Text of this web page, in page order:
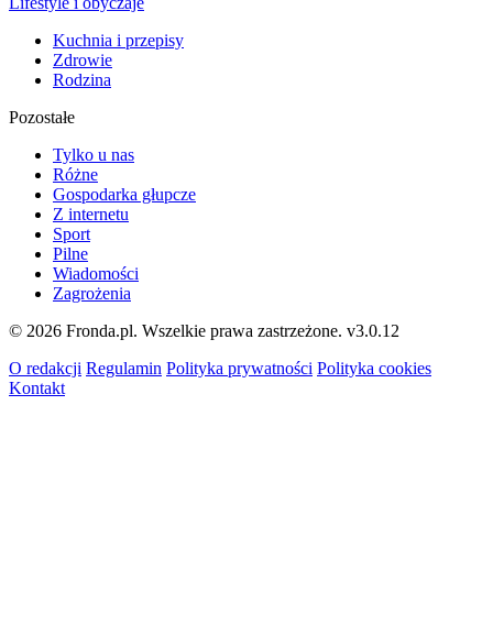
Kuchnia i przepisy
Zdrowie
Rodzina
Pozostałe
Tylko u nas
Różne
Gospodarka głupcze
Z internetu
Sport
Pilne
Wiadomości
Zagrożenia
© 2026 Fronda.pl. Wszelkie prawa zastrzeżone. v3.0.12
O redakcji Regulamin Polityka prywatności Polityka cookies
Kontakt